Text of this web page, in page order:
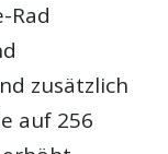
Rad
zusätzlich
auf 256